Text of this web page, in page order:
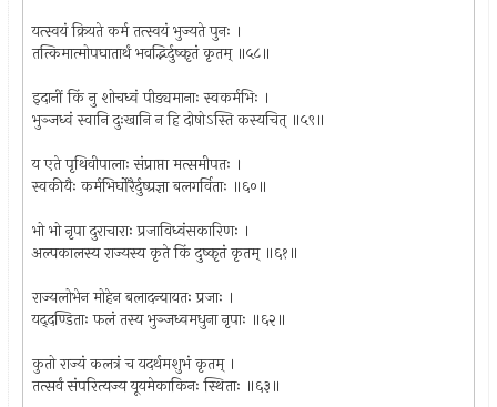
यत्स्वयं क्रियते कर्म तत्स्वयं भुज्यते पुनः ।
तत्किमात्मोपघातार्थं भवद्भिर्दुष्कृतं कृतम् ॥५८॥
इदानीं किं नु शोचध्वं पीड्यमानाः स्वकर्मभिः ।
भुञ्जध्वं स्वानि दुःखानि न हि दोषोऽस्ति कस्यचित् ॥५९॥
य एते पृथिवीपालाः संप्राप्ता मत्समीपतः ।
स्वकीयैः कर्मभिर्घोरैर्दुष्प्रज्ञा बलगर्विताः ॥६०॥
भो भो नृपा दुराचाराः प्रजाविध्वंसकारिणः ।
अल्पकालस्य राज्यस्य कृते किं दुष्कृतं कृतम् ॥६१॥
राज्यलोभेन मोहेन बलादन्यायतः प्रजाः ।
यद्‌दण्डिताः फलं तस्य भुञ्जध्वमधुना नृपाः ॥६२॥
कुतो राज्यं कलत्रं च यदर्थमशुभं कृतम् ।
तत्सर्वं संपरित्यज्य यूयमेकाकिनः स्थिताः ॥६३॥